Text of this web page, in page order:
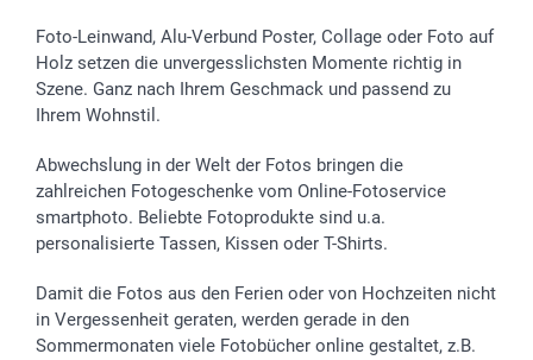
Foto-Leinwand, Alu-Verbund Poster, Collage oder Foto auf
Holz setzen die unvergesslichsten Momente richtig in
Szene. Ganz nach Ihrem Geschmack und passend zu
Ihrem Wohnstil.
Abwechslung in der Welt der Fotos bringen die
zahlreichen Fotogeschenke vom Online-Fotoservice
smartphoto. Beliebte Fotoprodukte sind u.a.
personalisierte Tassen, Kissen oder T-Shirts.
Damit die Fotos aus den Ferien oder von Hochzeiten nicht
in Vergessenheit geraten, werden gerade in den
Sommermonaten viele Fotobücher online gestaltet, z.B.